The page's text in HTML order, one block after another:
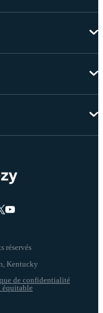
réservés
de confidentialité